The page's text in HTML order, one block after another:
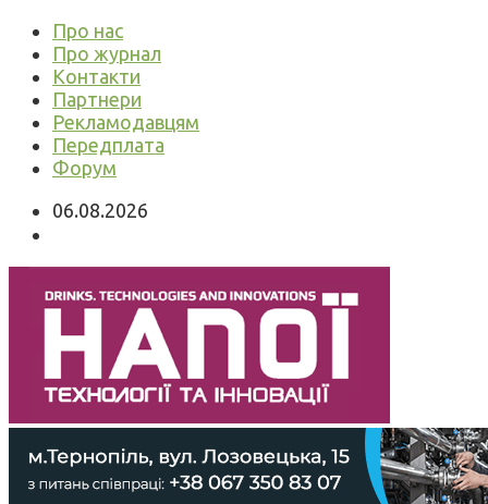
Про нас
Про журнал
Контакти
Партнери
Рекламодавцям
Передплата
Форум
06.08.2026